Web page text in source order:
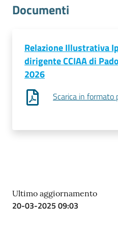
Digitale
Camera
on line
Documenti
Relazione Illustrativa
dirigente CCIAA di
2026
Scarica in formato
Ultimo aggiornamento
20-03-2025 09:03